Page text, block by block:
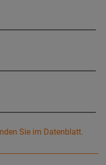
Sie im Datenblatt.